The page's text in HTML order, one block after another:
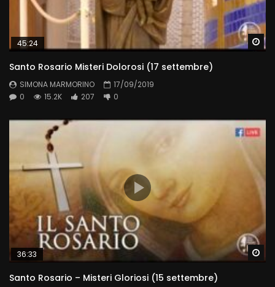
45:24
Santo Rosario Misteri Dolorosi (17 settembre)
SIMONA MARMORINO
17/09/2019
0
15.2K 207 0
36:33
Santo Rosario – Misteri Gloriosi (15 settembre)